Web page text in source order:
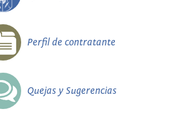
Perfil de contratante
Quejas y Sugerencias